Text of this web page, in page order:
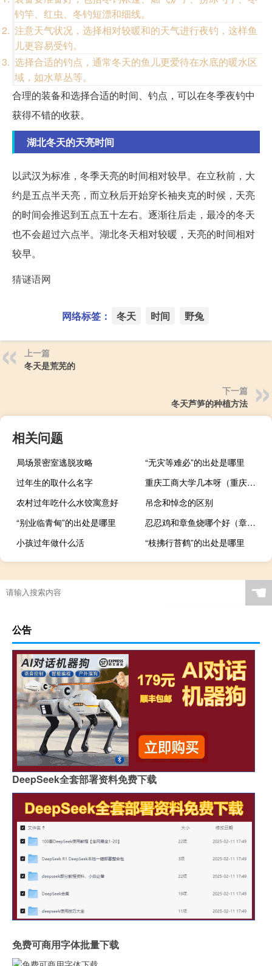
钓竿、红虫、冬钓短漂和细线。
注意天气状况，选择相对较暖和的天气进行夜钓，这样鱼
儿更容易受钓。
选择合适的钓点，通常冬天的鱼儿更爱待在水底的暖水区
域，如水草丛等。
合理的装备和选择合适的时间、钓点，可以在冬季夜钓中
获得不错的收获。
湖北冬天的天亮时间
以武汉为标准，冬季天亮的时间相对较早。在立秋前，大
约是五点半天亮，而立秋后开始穿长袖夹克的时候，天亮
的时间会推迟到五点五十左右。逐渐往后走，最冷的冬天
也不会超过六点半。湖北冬天相对较暖，天亮的时间相对
较早。
猜谜语网
网络标签： 冬天 时间 野兔
上一篇
冬天是荒芜的
下一篇
冬天芦笋的种植方法
相关问题
局场景密室逃脱攻略
“无灾等难必”的出处是哪里
过年生的取什么名字
重庆工商大学几本呀（重庆工商大学几本）
农村过年吃什么水饺寓意好
吊念和悼念的区别
“别业临青甸”的出处是哪里
忍忍鸡和章鱼烧哪个好（章鱼烧是哪个国家的）
小孩过年做什么活
“枝拂行苔鹤”的出处是哪里
☚
公告
DeepSeek全套部署资料免费下载
免费可商用字体批量下载